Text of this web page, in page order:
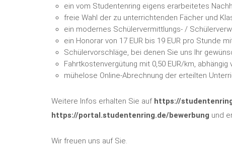
ein vom Studentenring eigens erarbeitetes
freie Wahl der zu unterrichtenden Fächer und
ein modernes Schülervermittlungs- /
ein Honorar von 17 EUR bis 19 EUR pro Stunde
Schülervorschläge, bei denen Sie uns Ihr
Fahrtkostenvergütung mit 0,50 EUR/km,
mühelose Online-Abrechnung der erteilten
Weitere Infos erhalten Sie auf https://
https://portal.studentenring.de/bewerbung und
Wir freuen uns auf Sie.